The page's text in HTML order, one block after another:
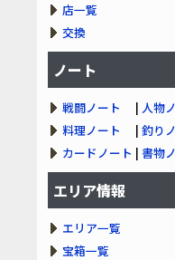
店一覧
交換
ノート
戦闘ノート | 人物
料理ノート
| 釣り
カードノート | 書物
エリア情報
エリア一覧
宝箱一覧